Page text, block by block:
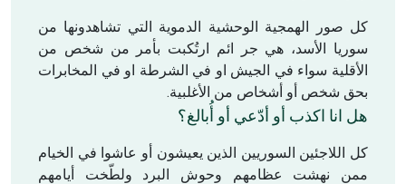
كل صور الهمجية الوحشية الدموية التي تشاهدونها من
سوريا الأسد، هي جر ائم ارتُكبت بأمر من شخص من
الأقلية سواء في الجيش او في الشرطة او في المخابرات
بحق شخص أو أشخاص من الأغلبية.
هل انا اكذب أو أدّعي أو أُبالغ؟
كل اللاجئين السوريين الذين يعيشون أو عاشوا في الخيام
ممن نهشت عظامهم وحوش البرد ولطّخت أيامهم